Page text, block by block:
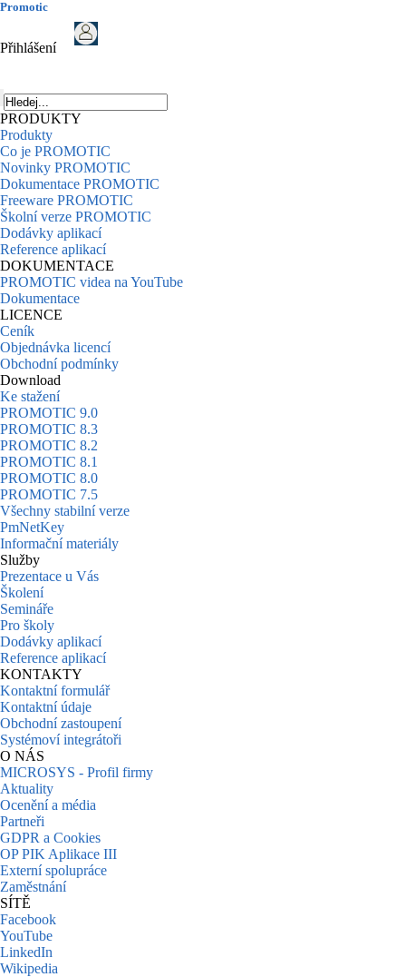
Promotic
Přihlášení
PRODUKTY
Produkty
Co je PROMOTIC
Novinky PROMOTIC
Dokumentace PROMOTIC
Freeware PROMOTIC
Školní verze PROMOTIC
Dodávky aplikací
Reference aplikací
DOKUMENTACE
PROMOTIC videa na YouTube
Dokumentace
LICENCE
Ceník
Objednávka licencí
Obchodní podmínky
Download
Ke stažení
PROMOTIC 9.0
PROMOTIC 8.3
PROMOTIC 8.2
PROMOTIC 8.1
PROMOTIC 8.0
PROMOTIC 7.5
Všechny stabilní verze
PmNetKey
Informační materiály
Služby
Prezentace u Vás
Školení
Semináře
Pro školy
Dodávky aplikací
Reference aplikací
KONTAKTY
Kontaktní formulář
Kontaktní údaje
Obchodní zastoupení
Systémoví integrátoři
O NÁS
MICROSYS - Profil firmy
Aktuality
Ocenění a média
Partneři
GDPR a Cookies
OP PIK Aplikace III
Externí spolupráce
Zaměstnání
SÍTĚ
Facebook
YouTube
LinkedIn
Wikipedia